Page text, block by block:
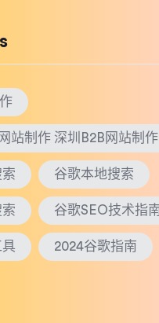
站制作 深圳B2B网站制作
谷歌本地搜索
谷歌SEO技术指
2024谷歌指南